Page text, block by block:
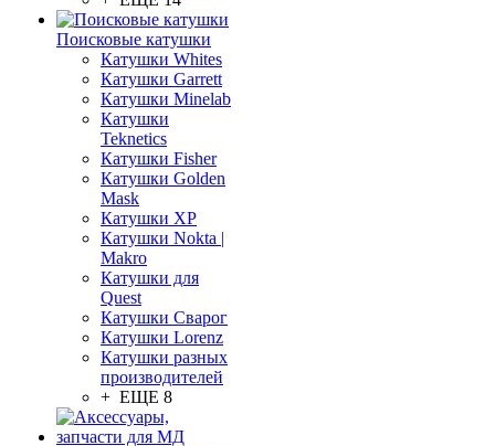
Поисковые катушки
Катушки Whites
Катушки Garrett
Катушки Minelab
Катушки
Teknetics
Катушки Fisher
Катушки Golden
Mask
Катушки XP
Катушки Nokta |
Makro
Катушки для
Quest
Катушки Сварог
Катушки Lorenz
Катушки разных
производителей
+ ЕЩЕ 8